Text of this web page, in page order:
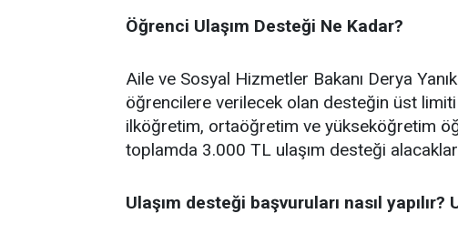
Öğrenci Ulaşım Desteği Ne Kadar?
Aile ve Sosyal Hizmetler Bakanı Derya
öğrencilere verilecek olan desteğin üst
ilköğretim, ortaöğretim ve yükseköğretim
toplamda 3.000 TL ulaşım desteği
Ulaşım desteği başvuruları nasıl